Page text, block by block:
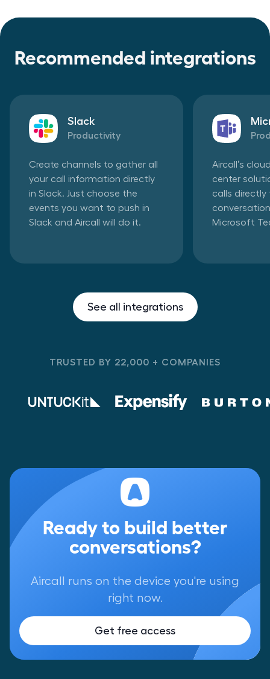
Recommended integrations
Slack
Productivity
Create channels to gather all
your call information directly
in Slack. Just choose the
events you want to push in
Slack and Aircall will do it.
Aircall’s
center
calls
Microsoft
See all integrations
TRUSTED BY 22,000 + COMPANIES
Ready to build better
conversations?
Aircall runs on the device you're using
right now.
Get free access